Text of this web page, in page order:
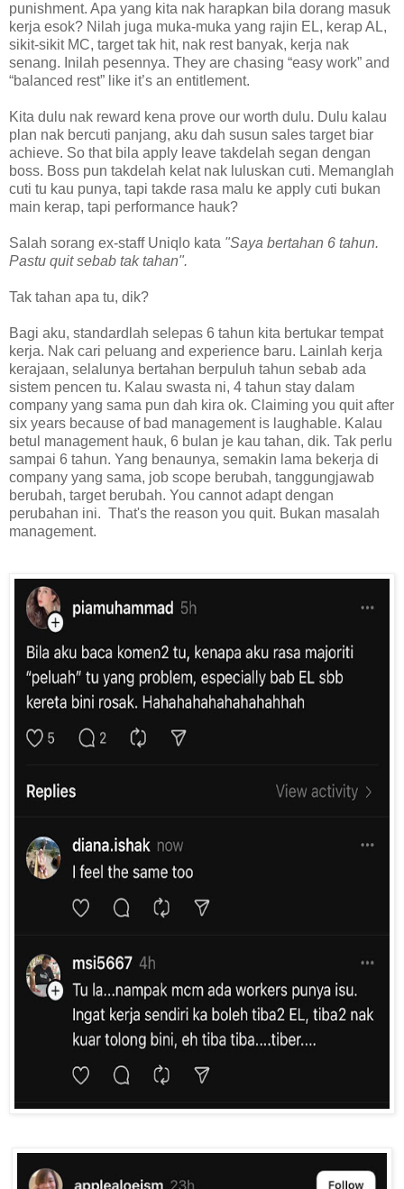
punishment. Apa yang kita nak harapkan bila dorang masuk
kerja esok? Nilah juga muka-muka yang rajin EL, kerap AL,
sikit-sikit MC, target tak hit, nak rest banyak, kerja nak
senang. Inilah pesennya. They are chasing “easy work” and
“balanced rest” like it’s an entitlement.
Kita dulu nak reward kena prove our worth dulu. Dulu kalau
plan nak bercuti panjang, aku dah susun sales target biar
achieve. So that bila apply leave takdelah segan dengan
boss. Boss pun takdelah kelat nak luluskan cuti. Memanglah
cuti tu kau punya, tapi takde rasa malu ke apply cuti bukan
main kerap, tapi performance hauk?
Salah sorang ex-staff Uniqlo kata "Saya bertahan 6 tahun.
Pastu quit sebab tak tahan".
Tak tahan apa tu, dik?
Bagi aku, standardlah selepas 6 tahun kita bertukar tempat
kerja. Nak cari peluang and experience baru. Lainlah kerja
kerajaan, selalunya bertahan berpuluh tahun sebab ada
sistem pencen tu. Kalau swasta ni, 4 tahun stay dalam
company yang sama pun dah kira ok. Claiming you quit after
six years because of bad management is laughable. Kalau
betul management hauk, 6 bulan je kau tahan, dik. Tak perlu
sampai 6 tahun. Yang benaunya, semakin lama bekerja di
company yang sama, job scope berubah, tanggungjawab
berubah, target berubah. You cannot adapt dengan
perubahan ini. That's the reason you quit. Bukan masalah
management.